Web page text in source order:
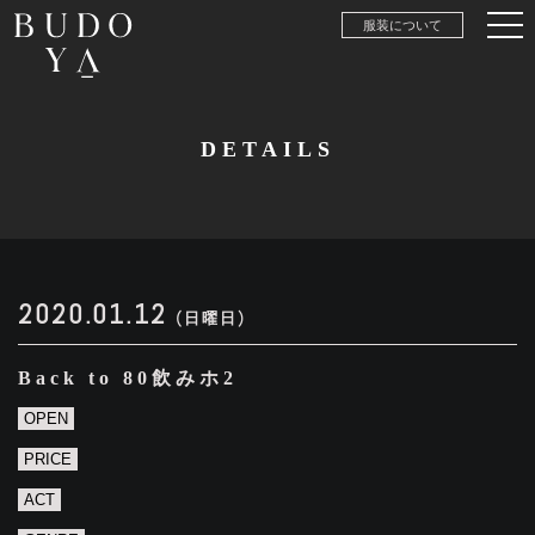
服装について
DETAILS
2020.01.12 (日曜日)
Back to 80飲みホ2
OPEN
PRICE
ACT